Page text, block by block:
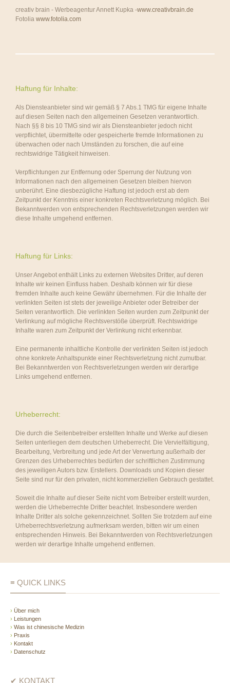
creativ brain - Werbeagentur Annett Kupka -www.creativbrain.de
Fotolia www.fotolia.com
Haftung für Inhalte:
Als Diensteanbieter sind wir gemäß § 7 Abs.1 TMG für eigene Inhalte
auf diesen Seiten nach den allgemeinen Gesetzen verantwortlich.
Nach §§ 8 bis 10 TMG sind wir als Diensteanbieter jedoch nicht
verpflichtet, übermittelte oder gespeicherte fremde Informationen zu
überwachen oder nach Umständen zu forschen, die auf eine
rechtswidrige Tätigkeit hinweisen.
Verpflichtungen zur Entfernung oder Sperrung der Nutzung von
Informationen nach den allgemeinen Gesetzen bleiben hiervon
unberührt. Eine diesbezügliche Haftung ist jedoch erst ab dem
Zeitpunkt der Kenntnis einer konkreten Rechtsverletzung möglich. Bei
Bekanntwerden von entsprechenden Rechtsverletzungen werden wir
diese Inhalte umgehend entfernen.
Haftung für Links:
Unser Angebot enthält Links zu externen Websites Dritter, auf deren
Inhalte wir keinen Einfluss haben. Deshalb können wir für diese
fremden Inhalte auch keine Gewähr übernehmen. Für die Inhalte der
verlinkten Seiten ist stets der jeweilige Anbieter oder Betreiber der
Seiten verantwortlich. Die verlinkten Seiten wurden zum Zeitpunkt der
Verlinkung auf mögliche Rechtsverstöße überprüft. Rechtswidrige
Inhalte waren zum Zeitpunkt der Verlinkung nicht erkennbar.
Eine permanente inhaltliche Kontrolle der verlinkten Seiten ist jedoch
ohne konkrete Anhaltspunkte einer Rechtsverletzung nicht zumutbar.
Bei Bekanntwerden von Rechtsverletzungen werden wir derartige
Links umgehend entfernen.
Urheberrecht:
Die durch die Seitenbetreiber erstellten Inhalte und Werke auf diesen
Seiten unterliegen dem deutschen Urheberrecht. Die Vervielfältigung,
Bearbeitung, Verbreitung und jede Art der Verwertung außerhalb der
Grenzen des Urheberrechtes bedürfen der schriftlichen Zustimmung
des jeweiligen Autors bzw. Erstellers. Downloads und Kopien dieser
Seite sind nur für den privaten, nicht kommerziellen Gebrauch gestattet.
Soweit die Inhalte auf dieser Seite nicht vom Betreiber erstellt wurden,
werden die Urheberrechte Dritter beachtet. Insbesondere werden
Inhalte Dritter als solche gekennzeichnet. Sollten Sie trotzdem auf eine
Urheberrechtsverletzung aufmerksam werden, bitten wir um einen
entsprechenden Hinweis. Bei Bekanntwerden von Rechtsverletzungen
werden wir derartige Inhalte umgehend entfernen.
≡ QUICK LINKS
› Über mich
› Leistungen
› Was ist chinesische Medizin
› Praxis
› Kontakt
› Datenschutz
✔ KONTAKT